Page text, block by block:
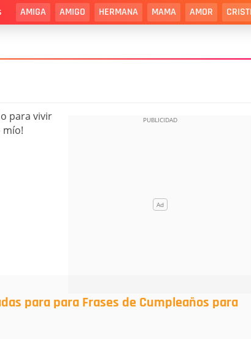
AMIGA AMIGO HERMANA MAMA AMOR
para vivir
mío!
para para Frases de Cumpleaños para